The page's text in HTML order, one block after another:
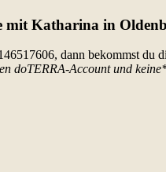
mit Katharina in
dann bekommst du
doTERRA-Account und